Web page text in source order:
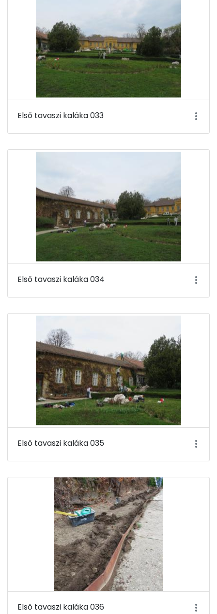
Első tavaszi kaláka 033
Első tavaszi kaláka 034
Első tavaszi kaláka 035
Első tavaszi kaláka 036